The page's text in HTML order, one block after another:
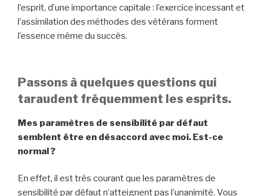
l’esprit, d’une importance capitale : l’exercice incessant et
l’assimilation des méthodes des vétérans forment
l’essence même du succès.
Passons à quelques questions qui
taraudent fréquemment les esprits.
Mes paramètres de sensibilité par défaut
semblent être en désaccord avec moi. Est-ce
normal ?
En effet, il est très courant que les paramètres de
sensibilité par défaut n’atteignent pas l’unanimité. Vous